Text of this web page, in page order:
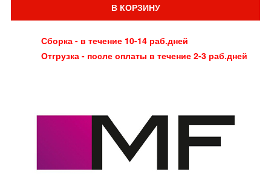
В КОРЗИНУ
Сборка - в течение 10-14 раб.дней
Отгрузка - после оплаты в течение 2-3 раб.дней